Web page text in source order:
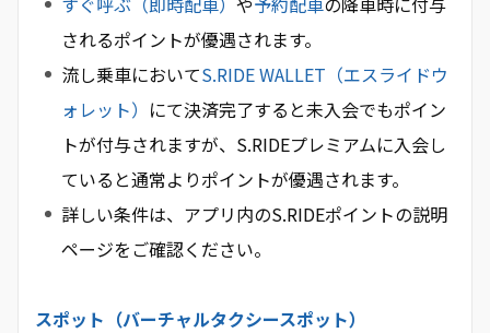
されるポイントが優遇されます。
流し乗車においてS.RIDE WALLET（エスライドウ
ォレット） にて決済完了すると未入会でもポイン
トが付与されますが、S.RIDEプレミアムに入会し
ていると通常よりポイントが優遇されます。
詳しい条件は、アプリ内のS.RIDEポイントの説明
ページをご確認ください。
スポット（バーチャルタクシースポット）